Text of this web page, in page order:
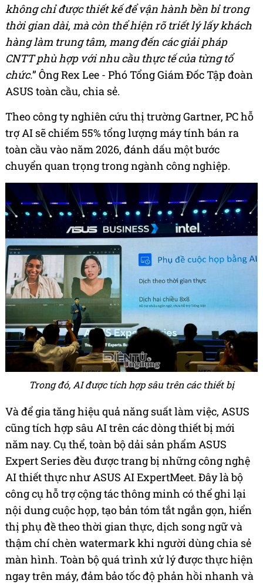
không chỉ được thiết kế để vận hành bền bỉ trong
thời gian dài, mà còn thể hiện rõ triết lý lấy khách
hàng làm trung tâm, mang đến các giải pháp
CNTT phù hợp với nhu cầu thực tế của từng tổ
chức.” Ông Rex Lee - Phó Tổng Giám Đốc Tập đoàn
ASUS toàn cầu, chia sẻ.
Theo công ty nghiên cứu thị trường Gartner, PC hỗ
trợ AI sẽ chiếm 55% tổng lượng máy tính bán ra
toàn cầu vào năm 2026, đánh dấu một bước
chuyển quan trọng trong ngành công nghiệp.
Trong đó, AI được tích hợp sâu trên các thiết bị
Và để gia tăng hiệu quả năng suất làm việc, ASUS
cũng tích hợp sâu AI trên các dòng thiết bị mới
năm nay. Cụ thể, toàn bộ dải sản phẩm ASUS
Expert Series đều được trang bị những công nghệ
AI thiết thực như ASUS AI ExpertMeet. Đây là bộ
công cụ hỗ trợ cộng tác thông minh có thể ghi lại
nội dung cuộc họp, tạo bản tóm tắt ngắn gọn, hiển
thị phụ đề theo thời gian thực, dịch song ngữ và
thậm chí chèn watermark khi người dùng chia sẻ
màn hình. Toàn bộ quá trình xử lý được thực hiện
ngay trên máy, đảm bảo tốc độ phản hồi nhanh và